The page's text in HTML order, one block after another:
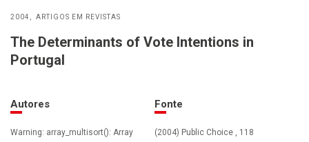
2004 ARTIGOS EM REVISTAS
The Determinants of Vote Intentions in
Portugal
Autores
Warning: array_multisort(): Array
Fonte
(2004) Public Choice , 118